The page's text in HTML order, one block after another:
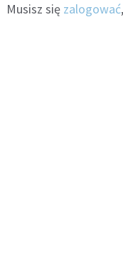
Musisz się zalogować